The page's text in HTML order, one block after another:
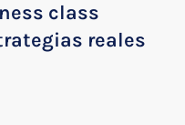
class
reales